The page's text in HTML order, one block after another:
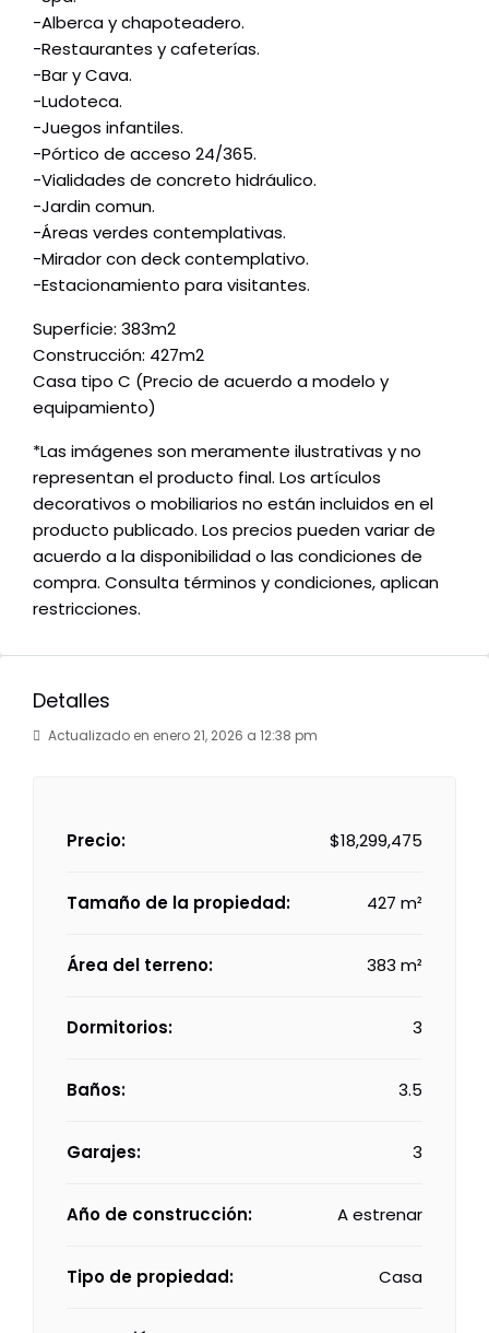
-Alberca y chapoteadero.
-Restaurantes y cafeterías.
-Bar y Cava.
-Ludoteca.
-Juegos infantiles.
-Pórtico de acceso 24/365.
-Vialidades de concreto hidráulico.
-Jardin comun.
-Áreas verdes contemplativas.
-Mirador con deck contemplativo.
-Estacionamiento para visitantes.
Superficie: 383m2
Construcción: 427m2
Casa tipo C (Precio de acuerdo a modelo y
equipamiento)
*Las imágenes son meramente ilustrativas y no
representan el producto final. Los artículos
decorativos o mobiliarios no están incluidos en el
producto publicado. Los precios pueden variar de
acuerdo a la disponibilidad o las condiciones de
compra. Consulta términos y condiciones, aplican
restricciones.
Detalles
Actualizado en enero 21, 2026 a 12:38 pm
Precio: $18,299,475
Tamaño de la propiedad: 427 m²
Área del terreno: 383 m²
Dormitorios: 3
Baños: 3.5
Garajes: 3
Año de construcción: A estrenar
Tipo de propiedad: Casa